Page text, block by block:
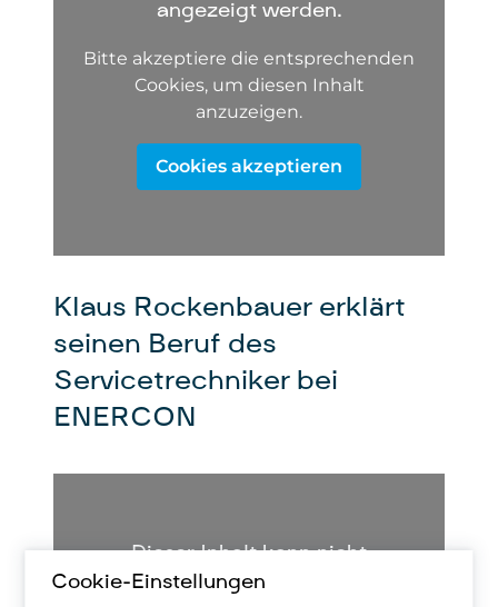
angezeigt werden.
Bitte akzeptiere die entsprechenden
Cookies, um diesen Inhalt
anzuzeigen.
Cookies akzeptieren
Klaus Rockenbauer erklärt
seinen Beruf des
Servicetrechniker bei
ENERCON
Dieser Inhalt kann nicht
angezeigt werden.
Cookie-Einstellungen